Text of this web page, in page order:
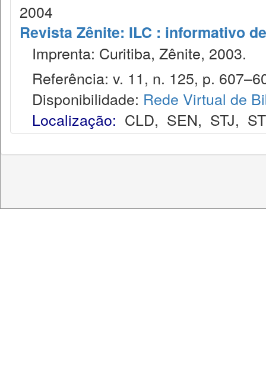
2004
Revista Zênite: ILC : informativo
Imprenta: Curitiba, Zênite, 2003.
Referência: v. 11, n. 125, p.
Disponibilidade: Rede Virtual de
Localização: CLD, SEN, STJ,